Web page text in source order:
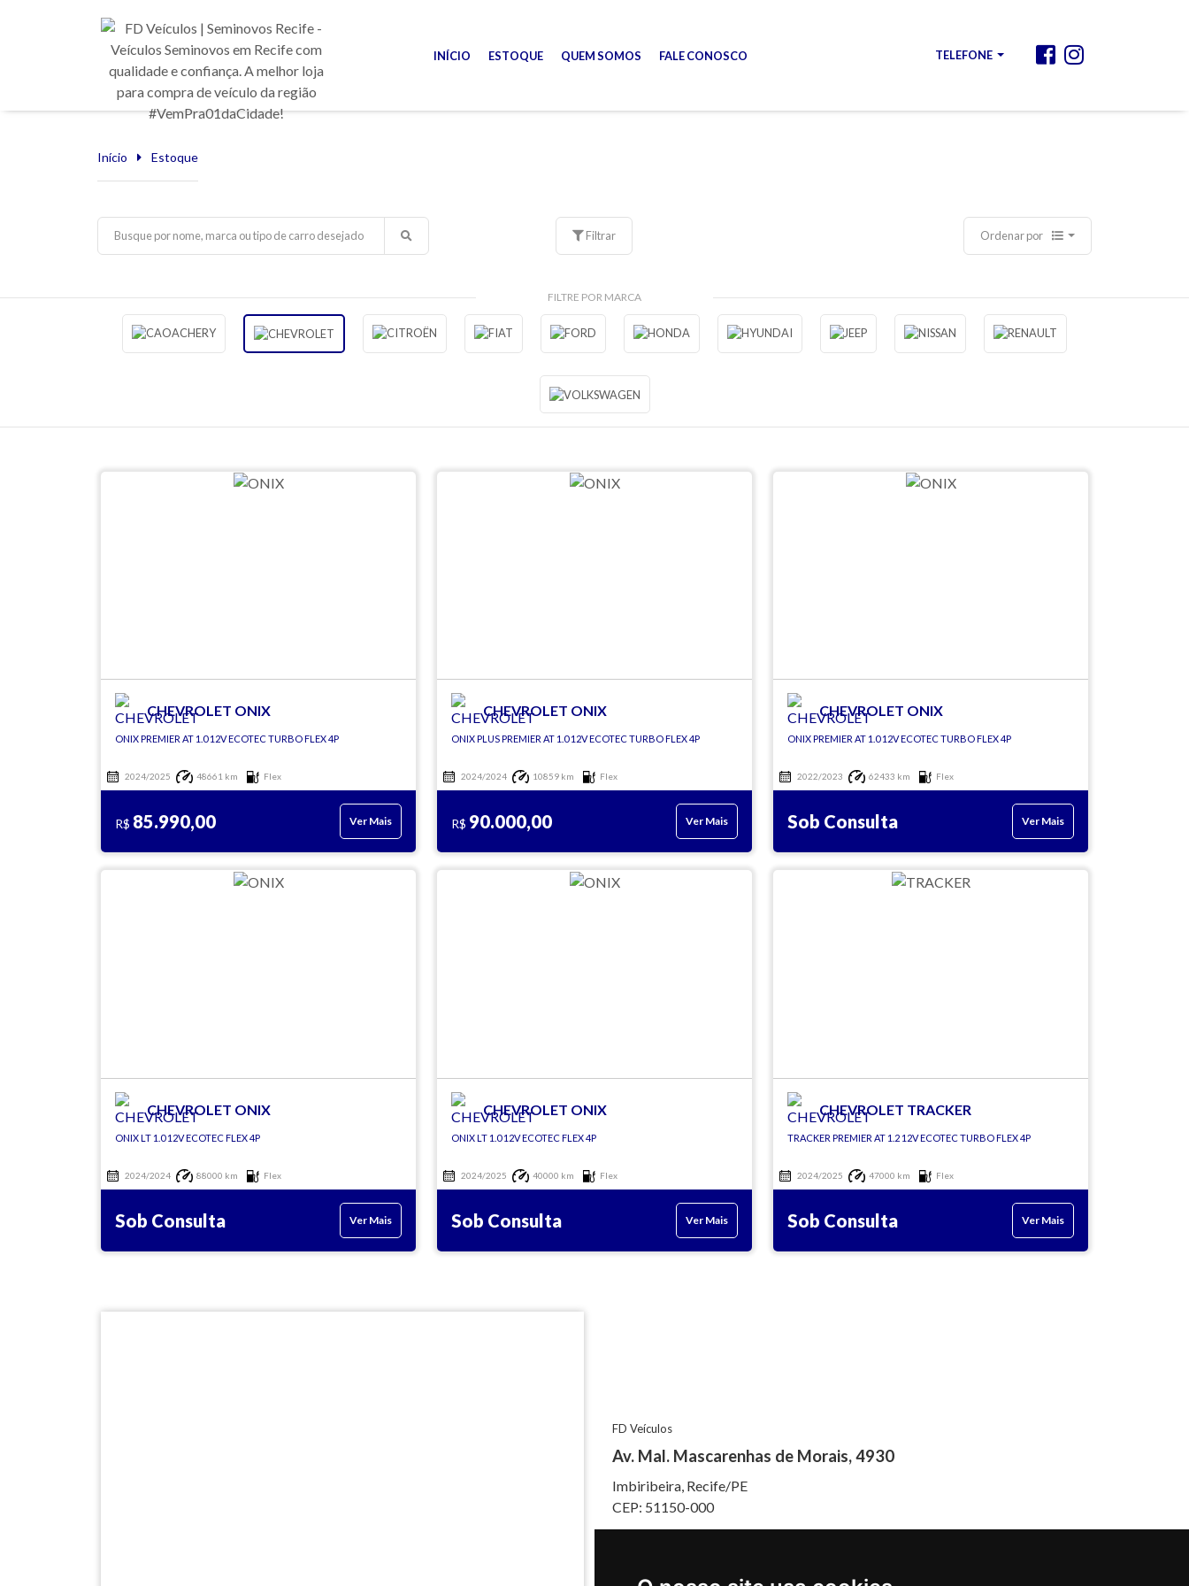
INÍCIO ESTOQUE QUEM SOMOS FALE CONOSCO TELEFONE
Início Estoque
Filtrar Ordenar por
FILTRE POR MARCA
CHEVROLET ONIX
ONIX PREMIER AT 1.0 12V ECOTEC TURBO FLEX 4P
2024/2025 48661 km Flex
R$ 85.990,00 Ver Mais
CHEVROLET ONIX
ONIX PLUS PREMIER AT 1.0 12V ECOTEC TURBO FLEX 4P
2024/2024 10859 km Flex
R$ 90.000,00 Ver Mais
CHEVROLET ONIX
ONIX PREMIER AT 1.0 12V ECOTEC TURBO FLEX 4P
2022/2023 62433 km Flex
Sob Consulta Ver Mais
CHEVROLET ONIX
ONIX LT 1.0 12V ECOTEC FLEX 4P
2024/2024 88000 km Flex
Sob Consulta Ver Mais
CHEVROLET ONIX
ONIX LT 1.0 12V ECOTEC FLEX 4P
2024/2025 40000 km Flex
Sob Consulta Ver Mais
CHEVROLET TRACKER
TRACKER PREMIER AT 1.2 12V ECOTEC TURBO FLEX 4P
2024/2025 47000 km Flex
Sob Consulta Ver Mais
FD Veículos
Av. Mal. Mascarenhas de Morais, 4930
Imbiribeira, Recife/PE
CEP: 51150-000